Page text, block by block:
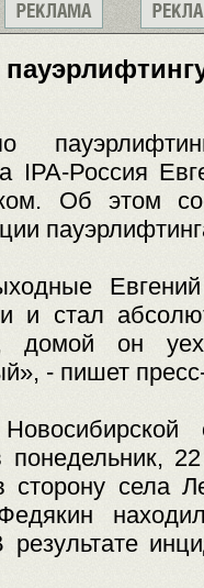
IPA-Россия
Об этом
Евгений
и стал
домой он
- пишет
села